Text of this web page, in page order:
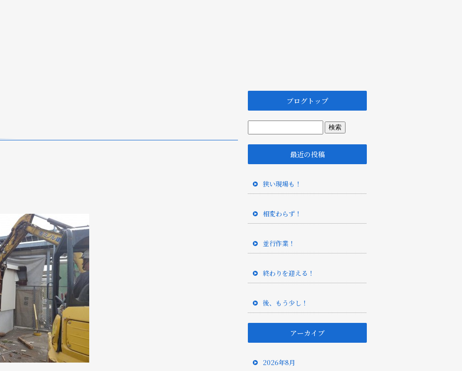
ブログトップ
最近の投稿
狭い現場も！
相変わらず！
並行作業！
終わりを迎える！
後、もう少し！
アーカイブ
2026年8月